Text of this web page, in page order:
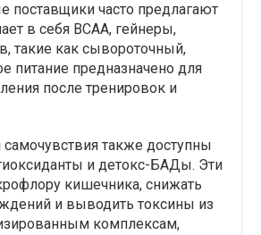
поставщики часто предлагают
в себя BCAA, гейнеры,
такие как сывороточный,
питание предназначено для
после тренировок и
также доступны
и детокс-БАДы. Эти
кишечника, снижать
и выводить токсины из
комплексам,